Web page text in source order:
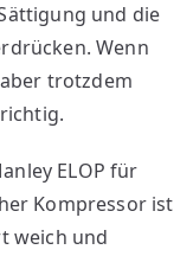
und die
Wenn
trotzdem
ELOP für
Kompressor ist
weich und